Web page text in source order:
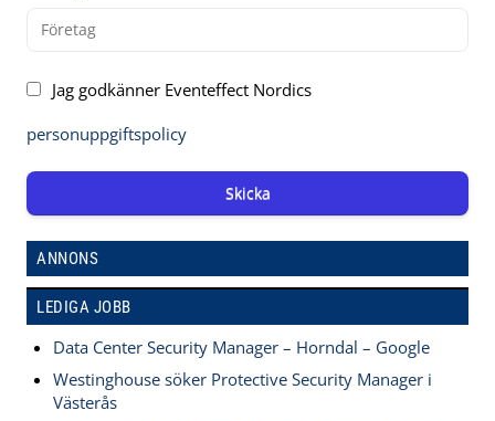
Jag godkänner Eventeffect Nordics
personuppgiftspolicy
Skicka
ANNONS
LEDIGA JOBB
Data Center Security Manager – Horndal – Google
Westinghouse söker Protective Security Manager i
Västerås